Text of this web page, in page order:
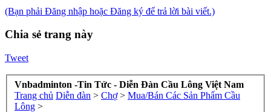
(Bạn phải Đăng nhập hoặc Đăng ký để trả lời bài viết.)
Chia sẻ trang này
Tweet
Vnbadminton -Tin Tức - Diễn Đàn Cầu Lông Việt Nam
Trang chủ Diễn đàn > Chợ > Mua/Bán Các Sản Phẩm Cầu
Lông >